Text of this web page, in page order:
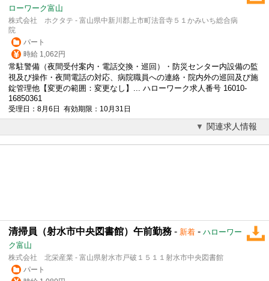
ローワーク富山
株式会社 ホクタテ - 富山県中新川郡上市町法音寺５１かみいち総合病
院
パート
時給 1,062円
常駐警備（夜間受付案内・電話交換・巡回）・防災センター内設備の監
視及び操作・夜間電話の対応、病院職員への連絡・院内外の巡回及び施
錠管理他【変更の範囲：変更なし】... ハローワーク求人番号 16010-
16850361
受理日：8月6日 有効期限：10月31日
関連求人情報
清掃員（射水市中央図書館）午前勤務 - 新着 - ハローワー
ク富山
株式会社 北栄産業 - 富山県射水市戸破１５１１射水市中央図書館
パート